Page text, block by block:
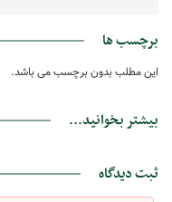
برچسب ها
این مطلب بدون برچسب می باشد.
بیشتر بخوانید...
ثبت دیدگاه